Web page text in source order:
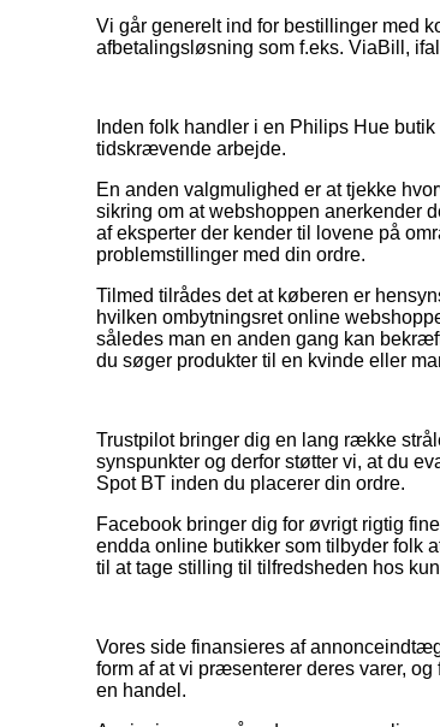
Vi går generelt ind for bestillinger med
afbetalingsløsning som f.eks. ViaBill,
Inden folk handler i en Philips Hue
tidskrævende arbejde.
En anden valgmulighed er at tjekke
sikring om at webshoppen anerkender
af eksperter der kender til lovene på
problemstillinger med din ordre.
Tilmed tilrådes det at køberen er
hvilken ombytningsret online
således man en anden gang kan
du søger produkter til en kvinde eller
Trustpilot bringer dig en lang række
synspunkter og derfor støtter vi, at du
Spot BT inden du placerer din ordre.
Facebook bringer dig for øvrigt rigtig
endda online butikker som tilbyder folk
til at tage stilling til tilfredsheden hos
Vores side finansieres af
form af at vi præsenterer deres varer,
en handel.